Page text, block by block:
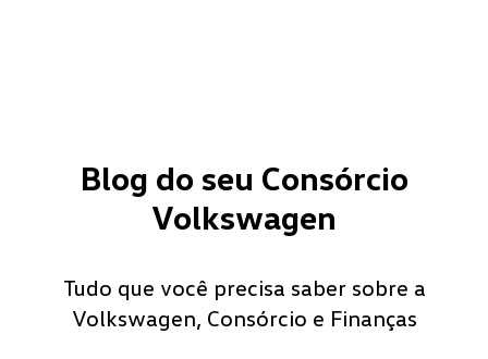
Blog do seu Consórcio
Volkswagen
Tudo que você precisa saber sobre a
Volkswagen, Consórcio e Finanças